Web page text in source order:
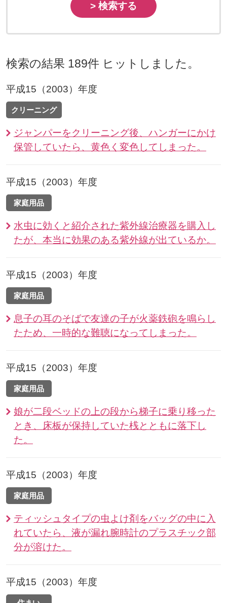
> 検索する
検索の結果 189件 ヒットしました。
平成15（2003）年度
クリーニング
ジャンパーをクリーニング後、ハンガーにかけ
保管していたら、黄色く変色してしまった。
平成15（2003）年度
家庭用品
水虫に効くと紹介された紫外線治療器を購入し
たが、本当に効果のある紫外線が出ているか。
平成15（2003）年度
家庭用品
息子の耳のそばで友達の子が火薬鉄砲を鳴らし
たため、一時的な難聴になってしまった。
平成15（2003）年度
家庭用品
娘が二段ベッドの上の段から梯子に乗り移った
とき、床板が保持していた桟とともに落下し
た。
平成15（2003）年度
家庭用品
ティッシュタイプの虫よけ剤をバッグの中に入
れていたら、液が漏れ腕時計のプラスチック部
分が溶けた。
平成15（2003）年度